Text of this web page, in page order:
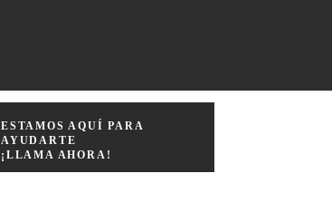
ESTAMOS AQUÍ PARA
AYUDARTE
¡LLAMA AHORA!